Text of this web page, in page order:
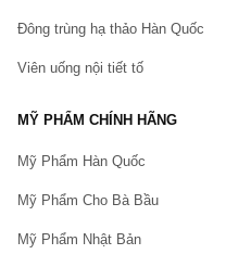
Đông trùng hạ thảo Hàn Quốc
Viên uống nội tiết tố
MỸ PHẨM CHÍNH HÃNG
Mỹ Phẩm Hàn Quốc
Mỹ Phẩm Cho Bà Bầu
Mỹ Phẩm Nhật Bản